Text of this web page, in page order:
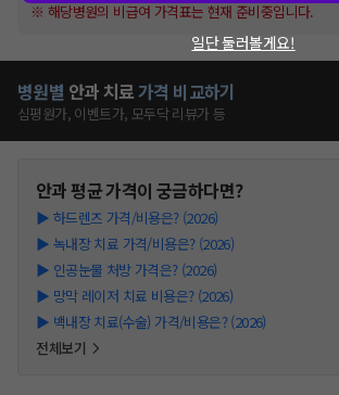
※ 해당병원의 비급여 가격표는 현재 준비중입니다.
병원별 안과 치료가격 비교하기
심평원가, 이벤트가, 모두닥 리뷰가 등
안과평균 가격이 궁금하다면?
▶ 하드렌즈 가격/비용은? (2026)
▶ 녹내장 치료 가격/비용은? (2026)
▶ 인공눈물 처방 가격은? (2026)
▶ 망막 레이저 치료 비용은? (2026)
▶ 백내장 치료(수술) 가격/비용은? (2026)
전체보기
일단 둘러볼게요!